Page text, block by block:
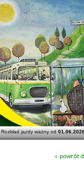
Rozkład jazdy ważny od
« powrót